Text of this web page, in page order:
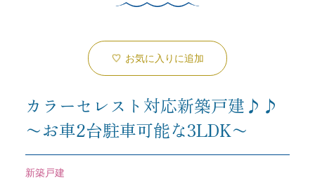
お気に入りに追加
カラーセレスト対応新築戸建♪♪
〜お車2台駐車可能な3LDK〜
新築戸建